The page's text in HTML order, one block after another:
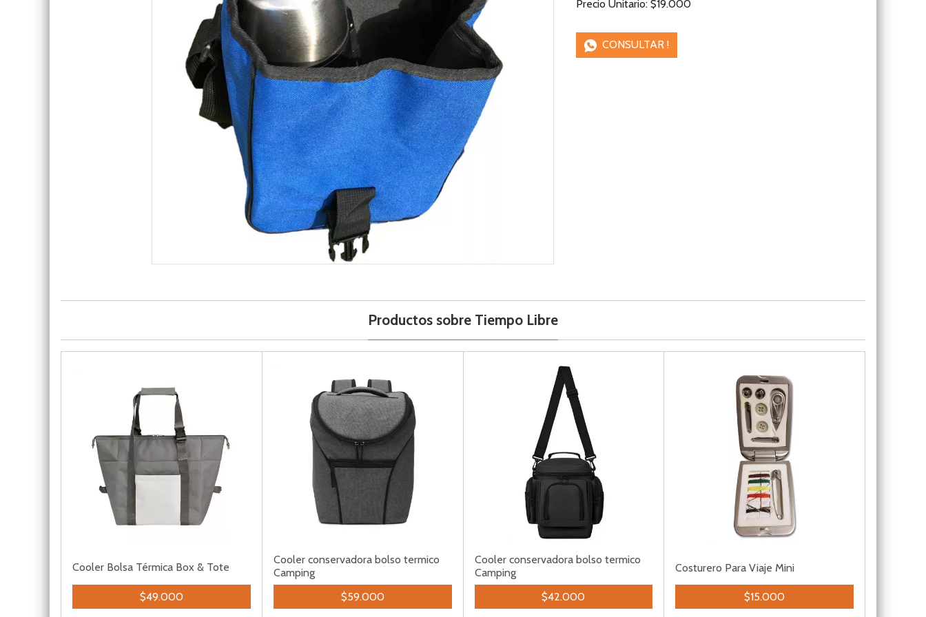
Precio Unitario: $19.000
CONSULTAR !
Productos sobre Tiempo Libre
Cooler Bolsa Térmica Box & Tote
$49.000
Cooler conservadora bolso termico
Camping
$59.000
Cooler conservadora bolso termico
Camping
$42.000
Costurero Para Viaje Mini
$15.000